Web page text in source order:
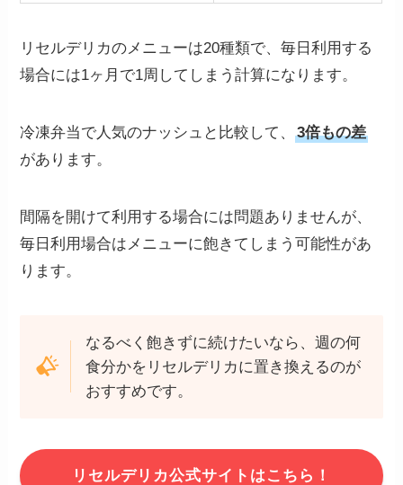
リセルデリカのメニューは20種類で、毎日利用する
場合には1ヶ月で1周してしまう計算になります。
冷凍弁当で人気のナッシュと比較して、3倍もの差
があります。
間隔を開けて利用する場合には問題ありませんが、
毎日利用場合はメニューに飽きてしまう可能性があ
ります。
なるべく飽きずに続けたいなら、週の何
食分かをリセルデリカに置き換えるのが
おすすめです。
リセルデリカ公式サイトはこちら！